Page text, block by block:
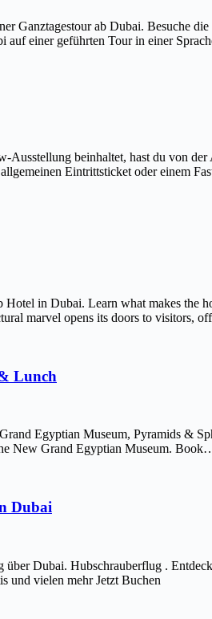
Ganztagestour ab Dubai. Besuche
auf einer geführten Tour in einer
beinhaltet, hast du von
Eintrittsticket oder einem
in Dubai. Learn what makes the
marvel opens its doors to visitors,
Lunch
Egyptian Museum, Pyramids &
New Grand Egyptian Museum.
Dubai
Dubai. Hubschrauberflug .
und vielen mehr Jetzt Buchen